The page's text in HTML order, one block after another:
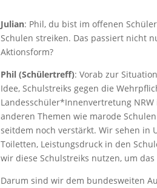
Julian: Phil, du bist im offenen
Schulen streiken. Das passiert nicht
Aktionsform?
Phil (Schülertreff): Vorab zur
Idee, Schulstreiks gegen die
Landesschüler*Innenvertretung
anderen Themen wie marode
seitdem noch verstärkt. Wir sehen in
Toiletten, Leistungsdruck in den
wir diese Schulstreiks nutzen, um
Darum sind wir dem bundesweiten